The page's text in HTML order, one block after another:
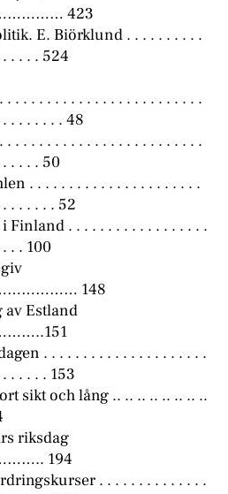
423
E. Biörklund . . . . . . . . . .
. . . . 524
. . . . . . . . . . . . . . . . . . . . . . . .
. . . . . . . 48
. . . . . . . . . . . . . . . . . . . . . . . .
. . . . 50
. . . . . . . . . . . . . . . . . . . . . .
. . . . . . 52
. . . . . . . . . . . . . . . . . .
. . 100
148
Estland
. . . . . . . . . . . . . . . . . . . . .
. . . . . 153
sikt och lång .. .. .. .. .. .. .. ..
riksdag
194
. . . . . . . . . . . . . .